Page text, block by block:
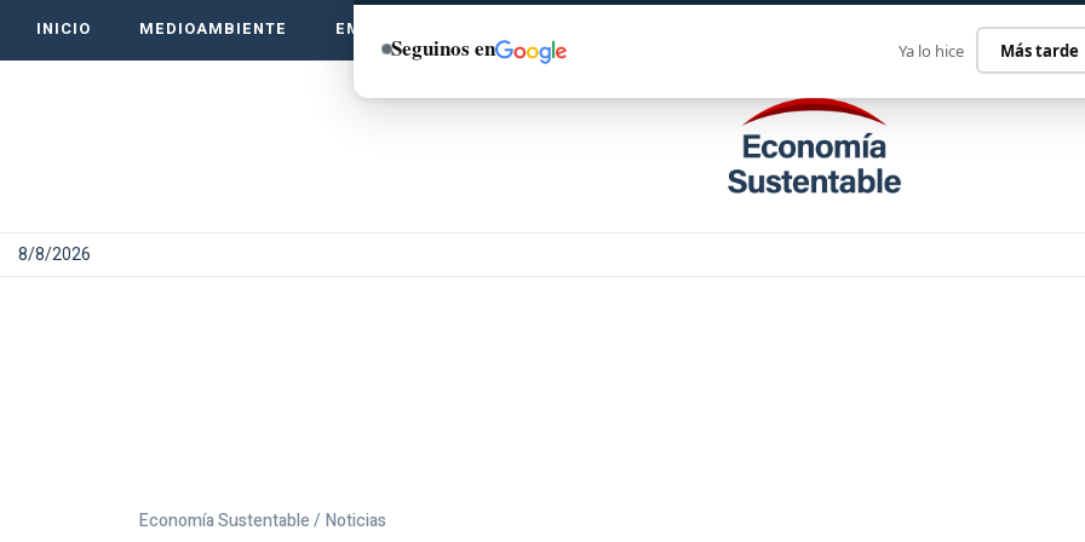
INICIO MEDIOAMBIENTE EMPRENDE VERDE
8/8/2026
Economía Sustentable / Noticias
Seguinos en Ya lo hice Más tarde